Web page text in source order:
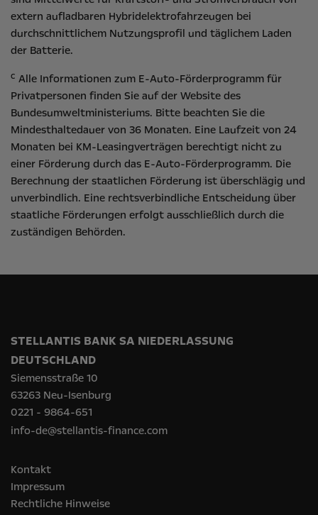
extern aufladbaren Hybridelektrofahrzeugen bei
durchschnittlichem Nutzungsprofil und täglichem Laden
der Batterie.
c Alle Informationen zum E-Auto-Förderprogramm für
Privatpersonen finden Sie auf der Website des
Bundesumweltministeriums. Bitte beachten Sie die
Mindesthaltedauer von 36 Monaten. Eine Laufzeit von 24
Monaten bei KM-Leasingverträgen berechtigt nicht zu
einer Förderung durch das E-Auto-Förderprogramm. Die
Berechnung der staatlichen Förderung ist überschlägig und
unverbindlich. Eine rechtsverbindliche Entscheidung über
staatliche Förderungen erfolgt ausschließlich durch die
zuständigen Behörden.
STELLANTIS BANK SA NIEDERLASSUNG
DEUTSCHLAND
Siemensstraße 10
63263 Neu-Isenburg
0221 - 9864-651
info-de@stellantis-finance.com
Kontakt
Impressum
Rechtliche Hinweise